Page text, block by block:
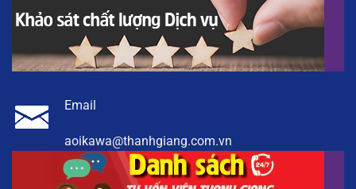
Email
aoikawa@thanhgiang.com.vn